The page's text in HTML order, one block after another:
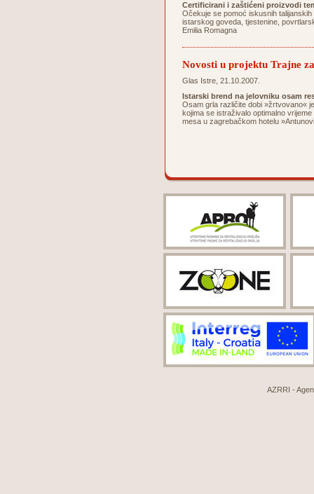
Certificirani i zaštićeni proizvodi
Očekuje se pomoć iskusnih
istarskog goveda, tjestenine,
Emilia Romagna
Novosti u projektu Trajne
Glas Istre, 21.10.2007.
Istarski brend na jelovniku osam
Osam grla različite dobi »žrtvovano«
kojima se istraživalo optimalno
mesa u zagrebačkom hotelu
AZRRI -